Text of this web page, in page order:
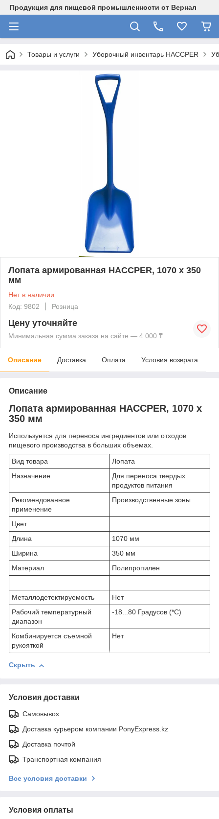
Продукция для пищевой промышленности от Вернал
Товары и услуги Уборочный инвентарь HACCPER
Лопата армированная HACCPER, 1070 х 350
мм
Нет в наличии
Код: 9802
Розница
Цену уточняйте
Минимальная сумма заказа на сайте — 4 000 ₸
Описание Доставка Оплата Условия возврата
Описание
Лопата армированная HACCPER, 1070 х
350 мм
Используется для переноса ингредиентов или отходов
пищевого производства в больших объемах.
Вид товара
Лопата
Назначение
Для переноса твердых
продуктов питания
Рекомендованное
применение
Производственные зоны
Цвет
Длина
1070 мм
Ширина
350 мм
Материал
Полипропилен
Металлодетектируемость
Нет
Рабочий температурный
диапазон
-18...80 Градусов (*С)
Комбинируется съемной
рукояткой
Нет
Скрыть
Условия доставки
Самовывоз
Доставка курьером компании PonyExpress.kz
Доставка почтой
Транспортная компания
Все условия доставки
Условия оплаты